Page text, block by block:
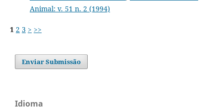
Animal: v. 51 n. 2 (1994)
1 2 3 > >>
Enviar Submissão
Idioma